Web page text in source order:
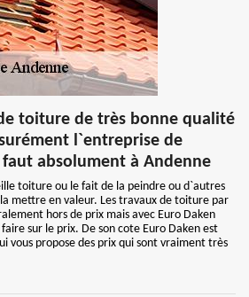
toiture de très bonne qualité
l`entreprise de
absolument à Andenne
toiture ou le fait de la peindre ou d`autres
mettre en valeur. Les travaux de toiture par
hors de prix mais avec Euro Daken
sur le prix. De son cote Euro Daken est
vous propose des prix qui sont vraiment très